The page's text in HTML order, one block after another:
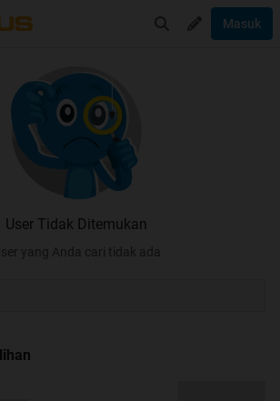
Masuk
User Tidak Ditemukan
yang Anda cari tidak ada